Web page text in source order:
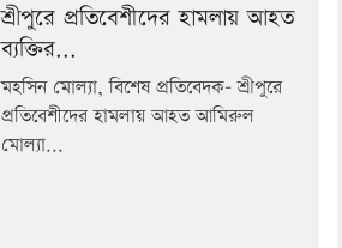
শ্রীপুরে প্রতিবেশীদের হামলায় আহত
ব্যক্তির...
মহসিন মোল্যা, বিশেষ প্রতিবেদক- শ্রীপুরে
প্রতিবেশীদের হামলায় আহত আমিরুল
মোল্যা...